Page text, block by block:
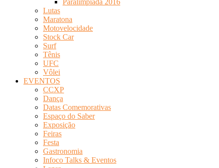
Paralimpíada 2016
Lutas
Maratona
Motovelocidade
Stock Car
Surf
Tênis
UFC
Vôlei
EVENTOS
CCXP
Dança
Datas Comemorativas
Espaço do Saber
Exposição
Feiras
Festa
Gastronomia
Infoco Talks & Eventos